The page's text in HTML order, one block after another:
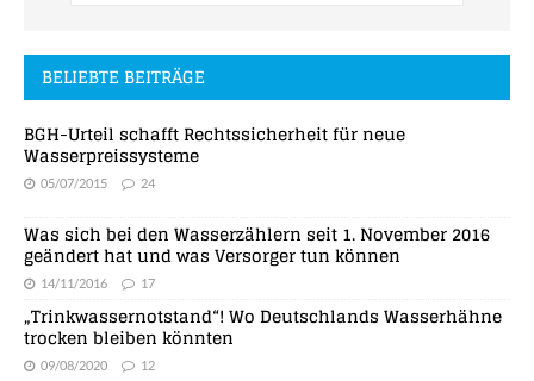
BELIEBTE BEITRÄGE
BGH-Urteil schafft Rechtssicherheit für neue
Wasserpreissysteme
05/07/2015 24
Was sich bei den Wasserzählern seit 1. November 2016
geändert hat und was Versorger tun können
14/11/2016 17
„Trinkwassernotstand“! Wo Deutschlands Wasserhähne
trocken bleiben könnten
09/08/2020 12